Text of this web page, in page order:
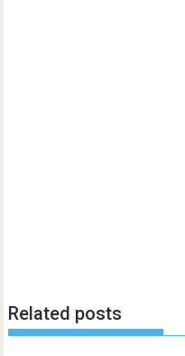
Related posts